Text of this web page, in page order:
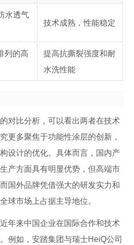
水透气
技术成熟，性能稳定
列的高
提高抗撕裂强度和耐
水洗性能
对比分析，可以看出两者在技术
更多聚焦于功能性涂层的创新，
设计的优化。具体而言，国内产
产方面具有明显优势，但高端市
国外品牌凭借强大的研发实力和
球市场上占据主导地位。
年来中国企业在国际合作和技术
例如，安踏集团与瑞士HeiQ公司